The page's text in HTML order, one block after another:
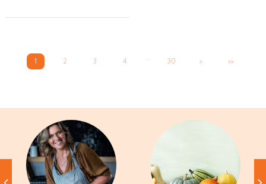
1 2 3 4 ... 30 > >>